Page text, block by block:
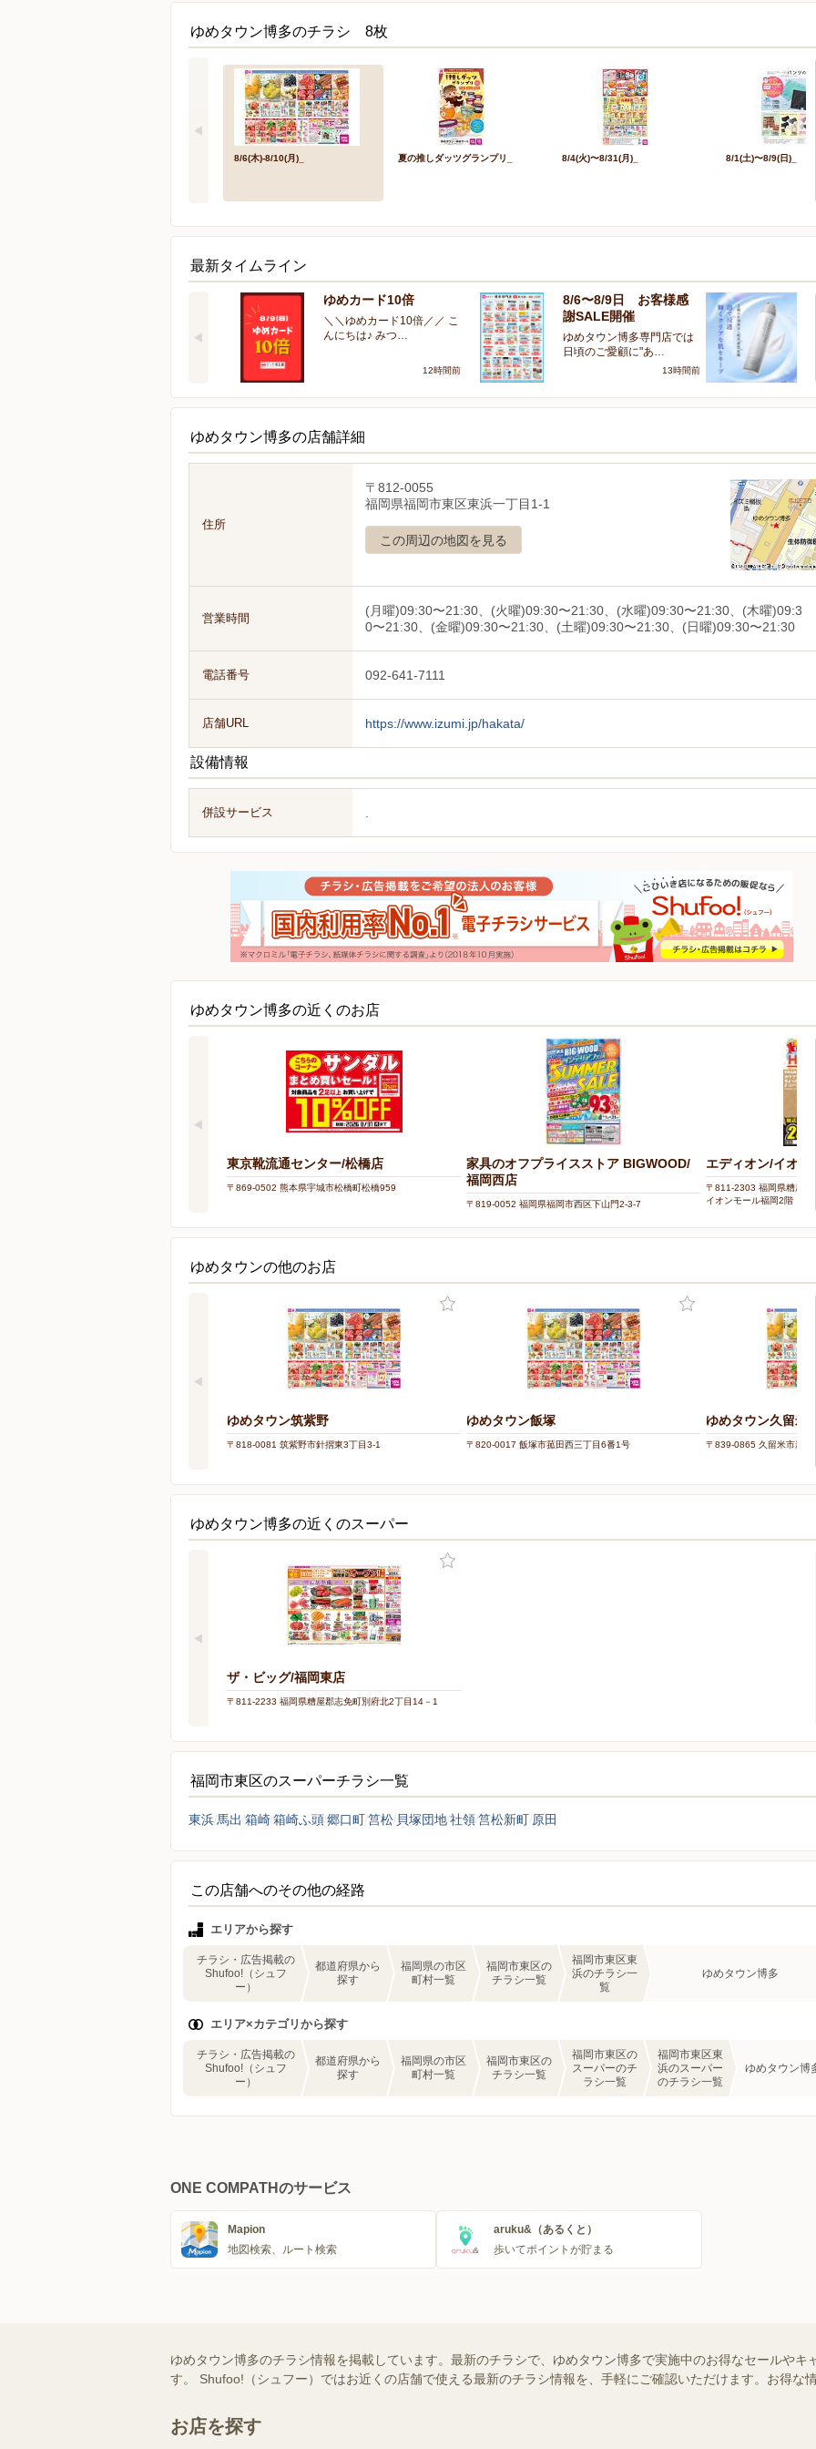
ゆめタウン博多のチラシ 8枚
8/6(木)-8/10(月)_ 夏の推しダッツグランプリ_ 8/4(火)〜8/31(月)_ 8/1(土)〜8/9(日)_
最新タイムライン
ゆめカード10倍
＼＼ゆめカード10倍／／ こ
んにちは♪ みつ…
12時間前
8/6〜8/9日 お客様感
謝SALE開催
ゆめタウン博多専門店では
日頃のご愛顧に"あ…
13時間前
ゆめタウン博多の店舗詳細
住所
〒812-0055
福岡県福岡市東区東浜一丁目1-1
この周辺の地図を見る
営業時間
(月曜)09:30〜21:30、(火曜)09:30〜21:30、(水曜)09:30〜21:30、(木曜)09:3
0〜21:30、(金曜)09:30〜21:30、(土曜)09:30〜21:30、(日曜)09:30〜21:30
電話番号 092-641-7111
店舗URL https://www.izumi.jp/hakata/
設備情報
併設サービス
ゆめタウン博多の近くのお店
東京靴流通センター/松橋店
〒869-0502 熊本県宇城市松橋町松橋959
家具のオフプライスストア BIGWOOD/
福岡西店
〒819-0052 福岡県福岡市西区下山門2-3-7
エディオン/イオン
〒811-2303 福岡県糟屋郡
イオンモール福岡2階
ゆめタウンの他のお店
ゆめタウン筑紫野
〒818-0081 筑紫野市針摺東3丁目3-1
ゆめタウン飯塚
〒820-0017 飯塚市菰田西三丁目6番1号
ゆめタウン久留米
〒839-0865 久留米市新合
ゆめタウン博多の近くのスーパー
ザ・ビッグ/福岡東店
〒811-2233 福岡県糟屋郡志免町別府北2丁目14－1
福岡市東区のスーパーチラシ一覧
東浜 馬出 箱崎箱崎ふ頭郷口町筥松 貝塚団地社領筥松新町 原田
この店舗へのその他の経路
エリアから探す
チラシ・広告掲載の
Shufoo!（シュフ
ー）
都道府県から
探す
福岡県の市区
町村一覧
福岡市東区の
チラシ一覧
福岡市東区東
浜のチラシ一
覧
ゆめタウン博多
エリア×カテゴリから探す
チラシ・広告掲載の
Shufoo!（シュフ
ー）
都道府県から
探す
福岡県の市区
町村一覧
福岡市東区の
チラシ一覧
福岡市東区の
スーパーのチ
ラシ一覧
福岡市東区東
浜のスーパー
のチラシ一覧
ゆめタウン博
ONE COMPATHのサービス
Mapion
地図検索、ルート検索
aruku&（あるくと）
歩いてポイントが貯まる
ゆめタウン博多のチラシ情報を掲載しています。最新のチラシで、ゆめタウン博多で実施中のお得なセールやキ
す。 Shufoo!（シュフー）ではお近くの店舗で使える最新のチラシ情報を、手軽にご確認いただけます。お得な
お店を探す